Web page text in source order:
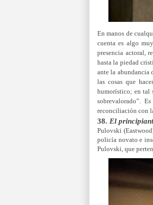
En manos de
cuenta es algo
presencia actoral,
hasta la piedad
ante la abundancia
las cosas que
humorístico; en tal
sobrevalorado”.
reconciliación con
38. El
Pulovski
policía novato e
Pulovski, que